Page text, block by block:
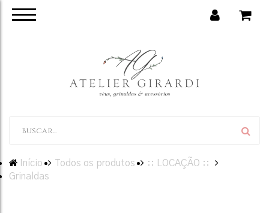
Início Todos os produtos
:: LOCAÇÃO ::
Grinaldas